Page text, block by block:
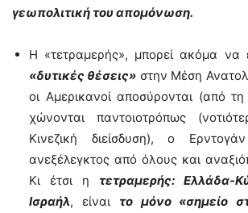
γεωπολιτική του απομόνωση.
Η «τετραμερής», μπορεί ακόμα να
«δυτικές θέσεις» στην Μέση
οι Αμερικανοί αποσύρονται (από
χώνονται παντοιοτρόπως
Κινεζική διείσδυση), ο
ανεξέλεγκτος από όλους και
Κι έτσι η τετραμερής: Ελλάδα-
Ισραήλ, είναι το μόνο «σημείο